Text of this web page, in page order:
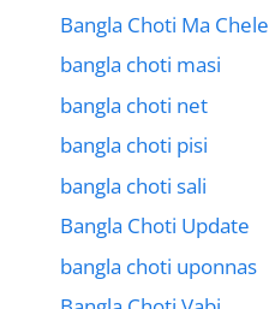
Bangla Choti Ma Chele
bangla choti masi
bangla choti net
bangla choti pisi
bangla choti sali
Bangla Choti Update
bangla choti uponnas